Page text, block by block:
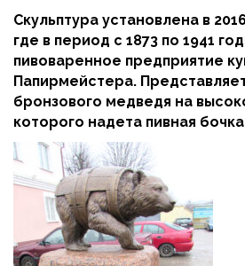
Скульптура установлена в
где в период с 1873 по 1941
пивоваренное предприятие
Папирмейстера.
бронзового медведя на
которого надета пивная